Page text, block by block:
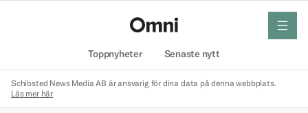
Toppnyheter Senaste nytt
meny
Schibsted News Media AB är ansvarig för dina data på denna webbplats.
Läs mer här